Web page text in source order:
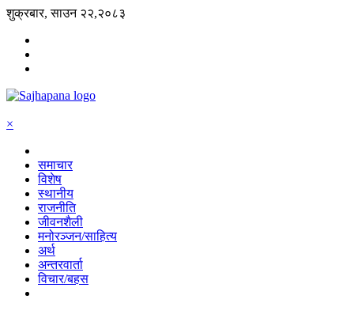
शुक्रबार, साउन २२,२०८३
×
समाचार
विशेष
स्थानीय
राजनीति
जीवनशैली
मनोरञ्जन/साहित्य
अर्थ
अन्तरवार्ता
विचार/बहस